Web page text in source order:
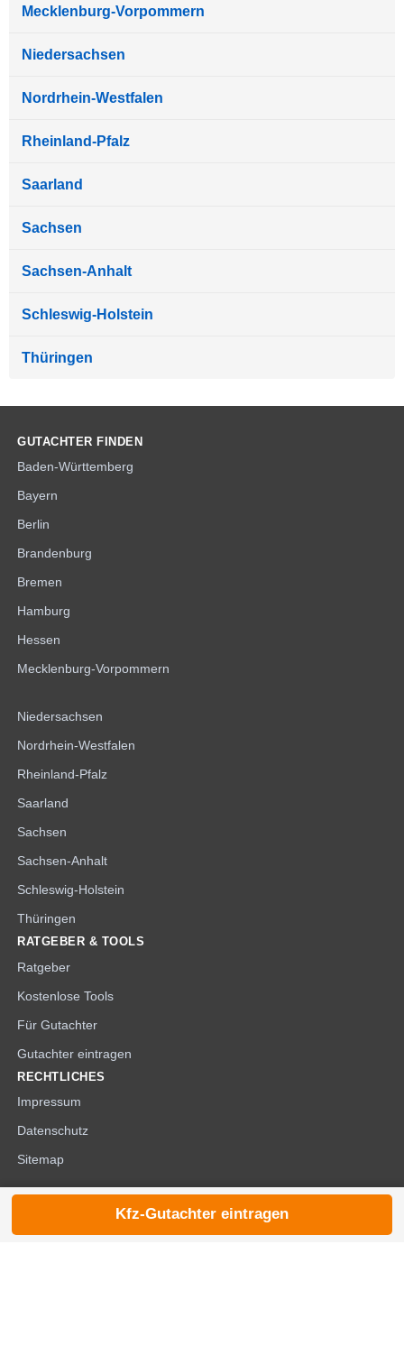
Mecklenburg-Vorpommern
Niedersachsen
Nordrhein-Westfalen
Rheinland-Pfalz
Saarland
Sachsen
Sachsen-Anhalt
Schleswig-Holstein
Thüringen
GUTACHTER FINDEN
Baden-Württemberg
Bayern
Berlin
Brandenburg
Bremen
Hamburg
Hessen
Mecklenburg-Vorpommern
Niedersachsen
Nordrhein-Westfalen
Rheinland-Pfalz
Saarland
Sachsen
Sachsen-Anhalt
Schleswig-Holstein
Thüringen
RATGEBER & TOOLS
Ratgeber
Kostenlose Tools
Für Gutachter
Gutachter eintragen
RECHTLICHES
Impressum
Datenschutz
Sitemap
© 2026 die-kfzgutachter.de
Kfz-Gutachter eintragen